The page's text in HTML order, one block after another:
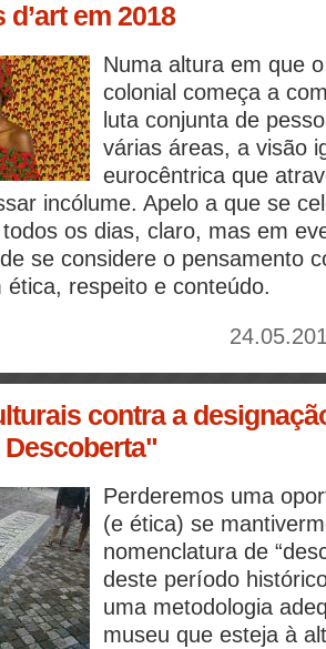
em 2018
Numa altura em que
colonial começa a
luta conjunta de
várias áreas, a visão
eurocêntrica que
incólume. Apelo a que se
os dias, claro, mas em
se considere o pensamento
ética, respeito e conteúdo.
contra a
Perderemos uma
(e ética) se
nomenclatura de
deste período
uma metodologia
museu que esteja à